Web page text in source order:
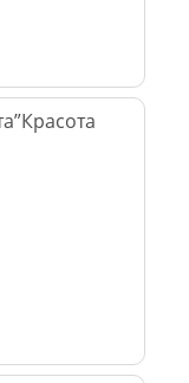
Красота